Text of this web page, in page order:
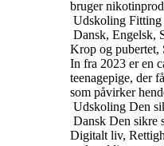
bruger
Udskoling Fitting
Dansk, Engelsk,
Krop og pubertet,
In fra 2023 er en
teenagepige, der
som påvirker
Udskoling Den
Dansk Den sikre
Digitalt liv,